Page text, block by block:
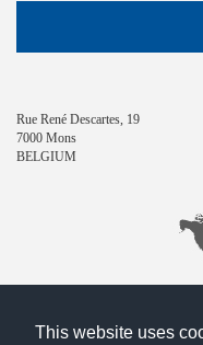
This website uses
Rue René Descartes, 19
7000 Mons
BELGIUM